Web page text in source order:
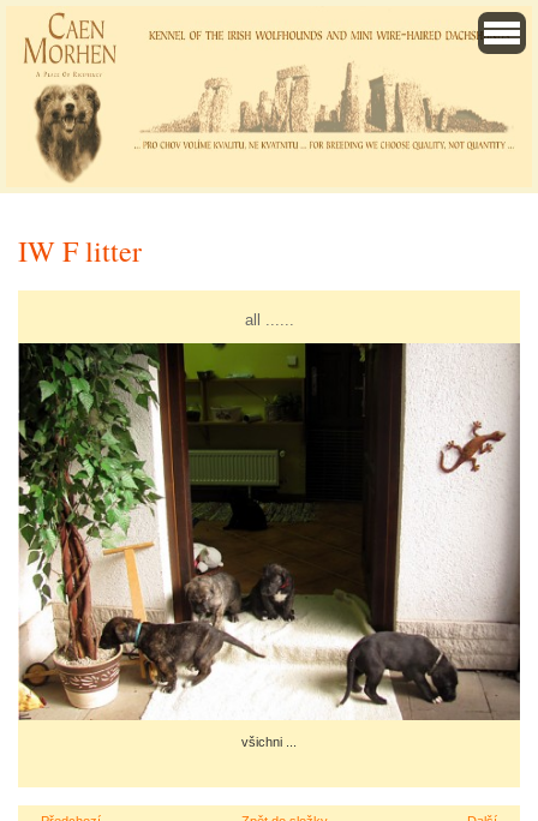
IW F litter
all ......
všichni ...